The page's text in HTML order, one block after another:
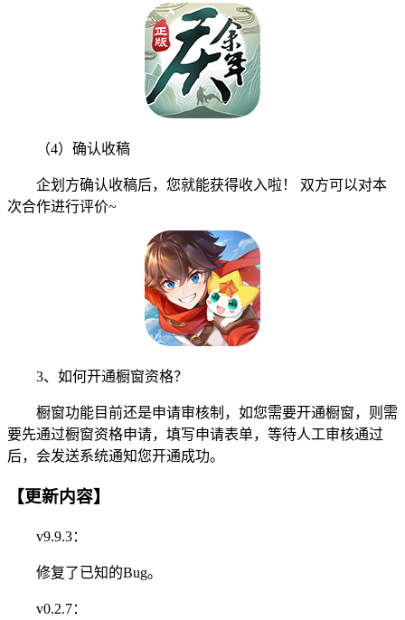
（4）确认收稿
企划方确认收稿后，您就能获得收入啦！ 双方可以对本
次合作进行评价~
3、如何开通橱窗资格？
橱窗功能目前还是申请审核制，如您需要开通橱窗，则需
要先通过橱窗资格申请，填写申请表单，等待人工审核通过
后，会发送系统通知您开通成功。
【更新内容】
v9.9.3：
修复了已知的Bug。
v0.2.7：